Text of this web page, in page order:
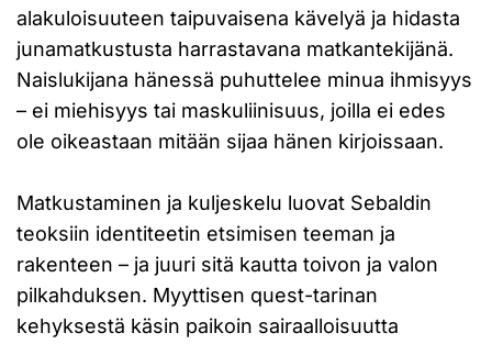
alakuloisuuteen taipuvaisena kävelyä ja hidasta
junamatkustusta harrastavana matkantekijänä.
Naislukijana hänessä puhuttelee minua ihmisyys
– ei miehisyys tai maskuliinisuus, joilla ei edes
ole oikeastaan mitään sijaa hänen kirjoissaan.
Matkustaminen ja kuljeskelu luovat Sebaldin
teoksiin identiteetin etsimisen teeman ja
rakenteen – ja juuri sitä kautta toivon ja valon
pilkahduksen. Myyttisen quest-tarinan
kehyksestä käsin paikoin sairaalloisuutta